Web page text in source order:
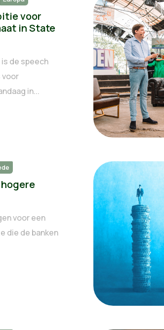
voor
in State
de speech
voor
in...
voor een
die de banken